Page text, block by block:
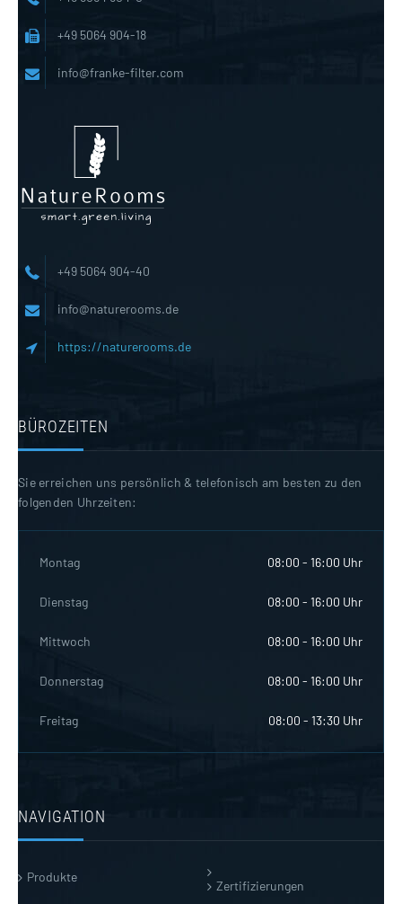
+49 5064 904-18
info@franke-filter.com
+49 5064 904-40
info@naturerooms.de
https://naturerooms.de
BÜROZEITEN
Sie erreichen uns persönlich & telefonisch am besten zu den
folgenden Uhrzeiten:
Montag 08:00 - 16:00 Uhr
Dienstag 08:00 - 16:00 Uhr
Mittwoch 08:00 - 16:00 Uhr
Donnerstag 08:00 - 16:00 Uhr
Freitag 08:00 - 13:30 Uhr
NAVIGATION
Produkte
Zertifizierungen